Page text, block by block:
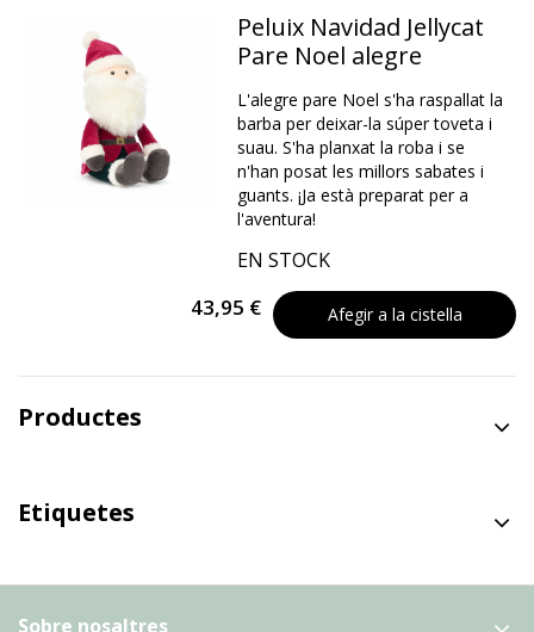
Peluix Navidad Jellycat
Pare Noel alegre
L'alegre pare Noel s'ha raspallat la
barba per deixar-la súper toveta i
suau. S'ha planxat la roba i se
n'han posat les millors sabates i
guants. ¡Ja està preparat per a
l'aventura!
EN STOCK
43,95 € Afegir a la cistella
Productes
Etiquetes
Sobre nosaltres